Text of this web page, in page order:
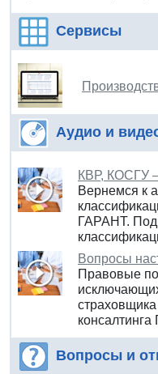
Сервисы
Аудио и
КВР, КОСГУ
Вернемся к
ГАРАНТ.
Вопросы
Правовые
Вопросы и